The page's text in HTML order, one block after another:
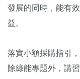
發展的同時，能有
益。
落實小額採購指引
除綠能專題外，講